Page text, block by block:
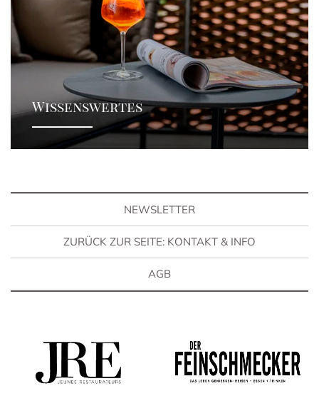
Wissenswertes
NEWSLETTER
ZURÜCK ZUR SEITE: KONTAKT & INFO
AGB